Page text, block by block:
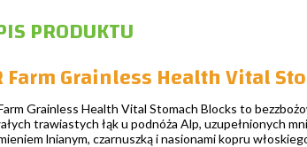
PRODUKTU
Farm Grainless Health Vital
Grainless Health Vital Stomach Blocks to
trawiastych łąk u podnóża Alp, uzupełnionych
lnianym, czarnuszką i nasionami kopru